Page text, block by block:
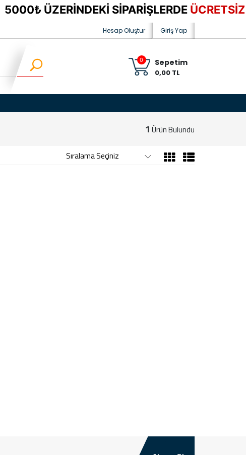
5000₺ ÜZERİNDEKİ SİPARİŞLERDEÜCRETSİZ
Giriş Yap
Hesap Oluştur
0 Sepetim
0,00 TL
1 Ürün Bulundu